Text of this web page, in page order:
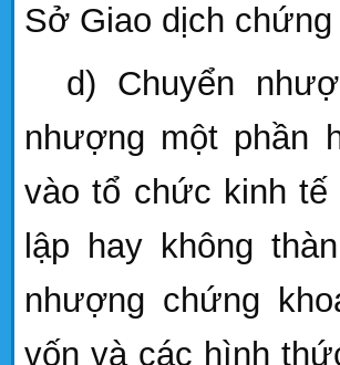
Sở Giao dịch chứng
d) Chuyển
nhượng một phần
vào tổ chức kinh tế
lập hay không
nhượng chứng
vốn và các hình